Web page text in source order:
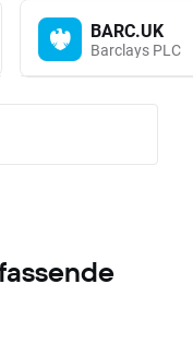
BARC.UK
Barclays PLC